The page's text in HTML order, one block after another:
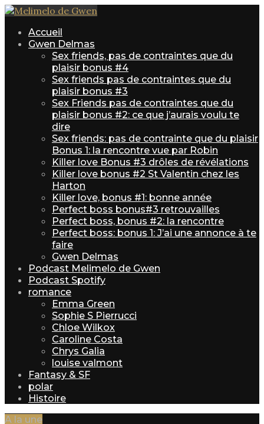
Accueil
Gwen Delmas
Sex friends, pas de contraintes que du
plaisir bonus #4
Sex friends pas de contraintes que du
plaisir bonus #3
Sex Friends pas de contraintes que du
plaisir bonus #2: ce que j’aurais voulu te
dire
Sex friends: pas de contrainte que du plaisir
Bonus 1: la rencontre vue par Robin
Killer love Bonus #3 drôles de révélations
Killer love bonus #2 St Valentin chez les
Harton
Killer love, bonus #1: bonne année
Perfect boss bonus#3 retrouvailles
Perfect boss, bonus #2: la rencontre
Perfect boss: bonus 1: J’ai une annonce à te
faire
Gwen Delmas
Podcast Melimelo de Gwen
Podcast Spotify
romance
Emma Green
Sophie S Pierrucci
Chloe Wilkox
Caroline Costa
Chrys Galia
louise valmont
Fantasy & SF
polar
Histoire
A la une